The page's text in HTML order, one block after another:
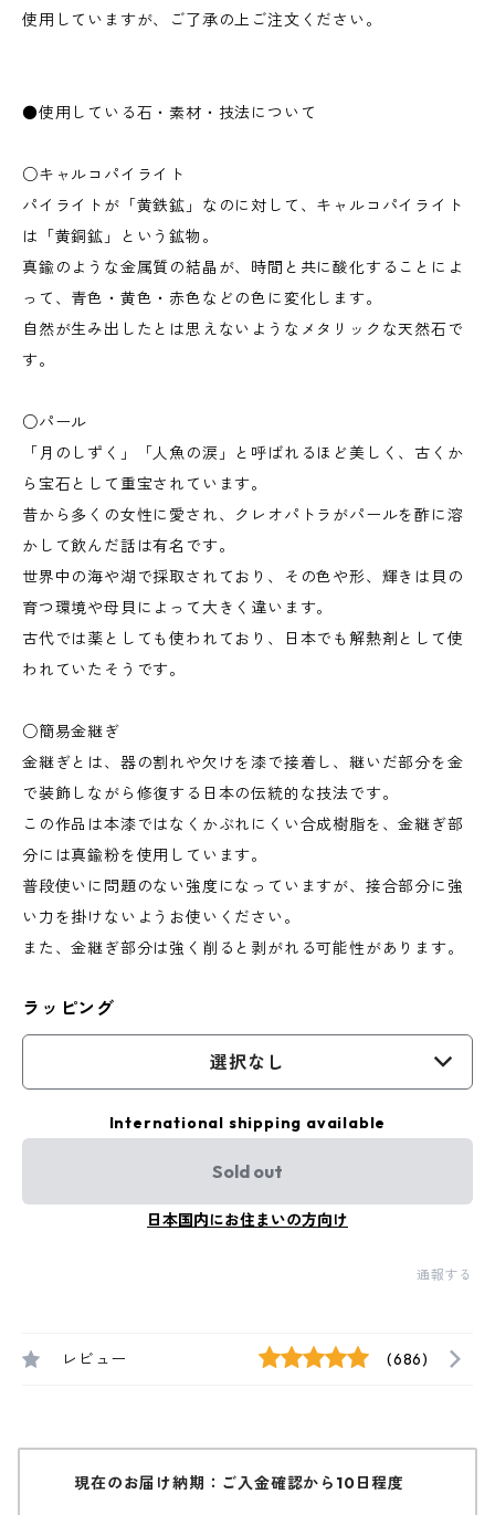
使用していますが、ご了承の上ご注文ください。
●使用している石・素材・技法について
○キャルコパイライト
パイライトが「黄鉄鉱」なのに対して、キャルコパイライト
は「黄銅鉱」という鉱物。
真鍮のような金属質の結晶が、時間と共に酸化することによ
って、青色・黄色・赤色などの色に変化します。
自然が生み出したとは思えないようなメタリックな天然石で
す。
○パール
「月のしずく」「人魚の涙」と呼ばれるほど美しく、古くか
ら宝石として重宝されています。
昔から多くの女性に愛され、クレオパトラがパールを酢に溶
かして飲んだ話は有名です。
世界中の海や湖で採取されており、その色や形、輝きは貝の
育つ環境や母貝によって大きく違います。
古代では薬としても使われており、日本でも解熱剤として使
われていたそうです。
○簡易金継ぎ
金継ぎとは、器の割れや欠けを漆で接着し、継いだ部分を金
で装飾しながら修復する日本の伝統的な技法です。
この作品は本漆ではなくかぶれにくい合成樹脂を、金継ぎ部
分には真鍮粉を使用しています。
普段使いに問題のない強度になっていますが、接合部分に強
い力を掛けないようお使いください。
また、金継ぎ部分は強く削ると剥がれる可能性があります。
ラッピング
選択なし
International shipping available
Sold out
日本国内にお住まいの方向け
通報する
レビュー (686)
現在のお届け納期：ご入金確認から10日程度